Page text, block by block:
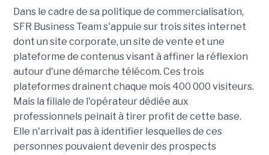
Dans le cadre de sa politique de commercialisation,
SFR Business Team s'appuie sur trois sites internet
dont un site corporate, un site de vente et une
plateforme de contenus visant à affiner la réflexion
autour d'une démarche télécom. Ces trois
plateformes drainent chaque mois 400 000 visiteurs.
Mais la filiale de l'opérateur dédiée aux
professionnels peinait à tirer profit de cette base.
Elle n'arrivait pas à identifier lesquelles de ces
personnes pouvaient devenir des prospects